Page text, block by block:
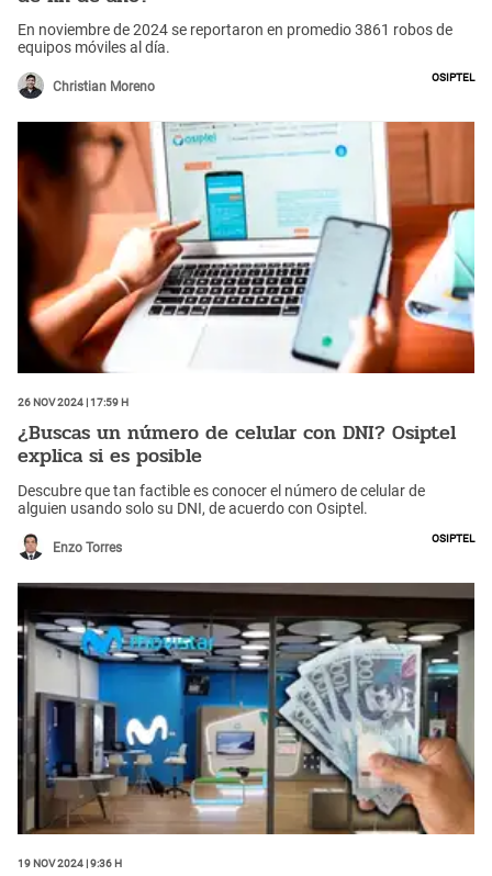
En noviembre de 2024 se reportaron en promedio 3861 robos de
equipos móviles al día.
Christian Moreno
Osiptel
26 Nov 2024 | 17:59 h
¿Buscas un número de celular con DNI? Osiptel
explica si es posible
Descubre que tan factible es conocer el número de celular de
alguien usando solo su DNI, de acuerdo con Osiptel.
Enzo Torres
Osiptel
19 Nov 2024 | 9:36 h